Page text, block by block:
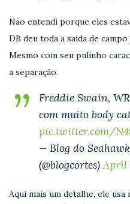
Não entendi porque eles
DB deu toda a saída de
Mesmo com seu pulinho
a separação.
Freddie Swain,
com muito body
pic.twitter.com/
— Blog do
(@blogcortes)April
Aqui mais um detalhe, ele